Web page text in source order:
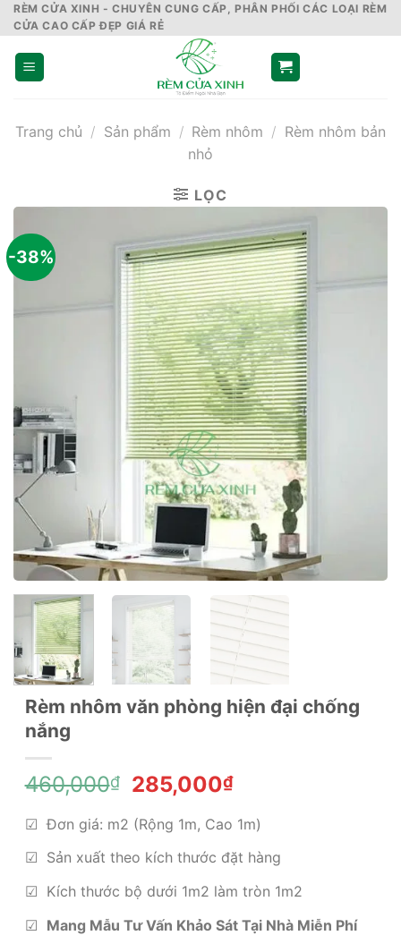
Skip
to
content
RÈM CỬA XINH - CHUYÊN CUNG CẤP, PHÂN PHỐI CÁC LOẠI RÈM
CỬA CAO CẤP ĐẸP GIÁ RẺ
Trang chủ / Sản phẩm / Rèm nhôm / Rèm nhôm bản
nhỏ
LỌC
-38%
Rèm nhôm văn phòng hiện đại chống
nắng
460,000₫
Giá
là:
460,000₫.
285,000₫Giá
tại
là:
285,000₫.
☑ Đơn giá: m2 (Rộng 1m, Cao 1m)
☑ Sản xuất theo kích thước đặt hàng
☑ Kích thước bộ dưới 1m2 làm tròn 1m2
☑ Mang Mẫu Tư Vấn Khảo Sát Tại Nhà Miễn Phí